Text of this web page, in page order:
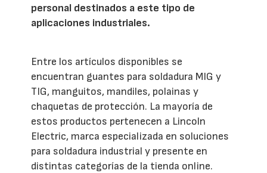
personal destinados a este tipo de
aplicaciones industriales.
Entre los artículos disponibles se
encuentran guantes para soldadura MIG y
TIG, manguitos, mandiles, polainas y
chaquetas de protección. La mayoría de
estos productos pertenecen a Lincoln
Electric, marca especializada en soluciones
para soldadura industrial y presente en
distintas categorías de la tienda online.